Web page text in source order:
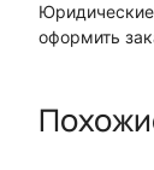
оформить